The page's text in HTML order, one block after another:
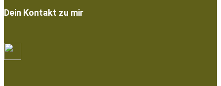
Dein Kontakt zu mir